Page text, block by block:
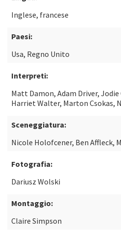
Inglese, francese
Paesi:
Usa, Regno Unito
Interpreti:
Matt Damon, Adam Driver, Jodie
Harriet Walter, Marton Csokas,
Sceneggiatura:
Nicole Holofcener, Ben Affleck,
Fotografia:
Dariusz Wolski
Montaggio:
Claire Simpson